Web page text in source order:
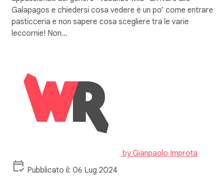
Galapagos e chiedersi cosa vedere è un po’ come entrare
pasticceria e non sapere cosa scegliere tra le varie
leccornie! Non…
byGianpaolo Improta
Pubblicato il: 06 Lug 2024